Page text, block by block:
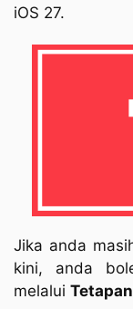
iOS 27.
Jika anda
kini, anda
melalui